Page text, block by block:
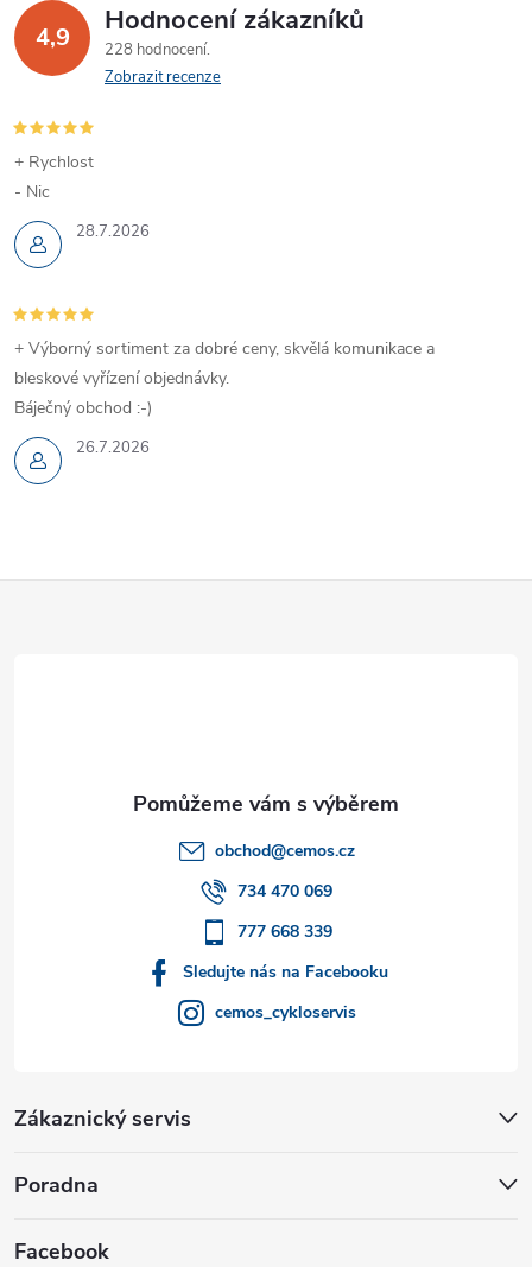
4,9 Hodnocení zákazníků
228 hodnocení
Zobrazit recenze
28.7.2026
+ Rychlost
- Nic
26.7.2026
+ Výborný sortiment za dobré ceny, skvělá komunikace a
bleskové vyřízení objednávky.
Báječný obchod :-)
obchod@cemos.cz
734 470 069
777 668 339
Sledujte nás na Facebooku
cemos_cykloservis
Zákaznický servis
Poradna
Facebook